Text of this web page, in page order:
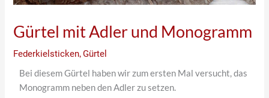
Gürtel mit Adler und Monogramm
Federkielsticken,Gürtel
Bei diesem Gürtel haben wir zum ersten Mal versucht, das
Monogramm neben den Adler zu setzen.